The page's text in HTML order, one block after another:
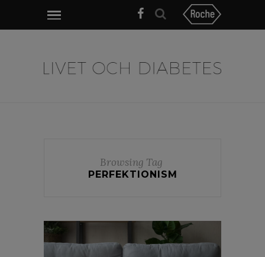
Browsing Tag
PERFEKTIONISM